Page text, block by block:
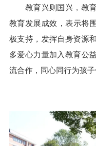
教育兴则国兴，教育
教育发展成效，表示将
极支持，发挥自身资源
多爱心力量加入教育公
流合作，同心同行为孩子